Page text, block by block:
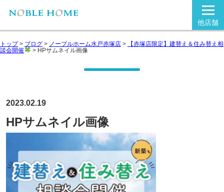
他店舗
トップ> ブログ > ノーブルホーム水戸赤塚店 >
【赤塚店限定】建替え＆住み替え相
談会開催
> HPサムネイル画像
2023.02.19
HPサムネイル画像